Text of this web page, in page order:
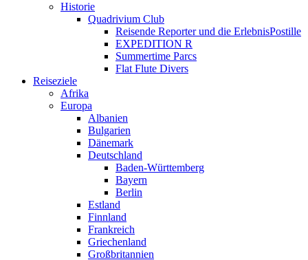
Historie
Quadrivium Club
Reisende Reporter und die ErlebnisPostille
EXPEDITION R
Summertime Parcs
Flat Flute Divers
Reiseziele
Afrika
Europa
Albanien
Bulgarien
Dänemark
Deutschland
Baden-Württemberg
Bayern
Berlin
Estland
Finnland
Frankreich
Griechenland
Großbritannien